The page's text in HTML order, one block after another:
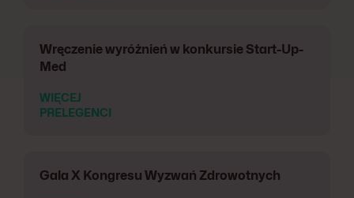
Wręczenie wyróżnień w konkursie Start-Up-
Med
WIĘCEJ
PRELEGENCI
Gala X Kongresu Wyzwań Zdrowotnych